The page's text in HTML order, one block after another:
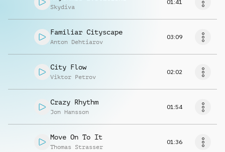
Skydiva
01:41
Familiar Cityscape
Anton Dehtiarov
03:09
City Flow
Viktor Petrov
02:02
Crazy Rhythm
Jon Hansson
01:54
Move On To It
Thomas Strasser
01:36